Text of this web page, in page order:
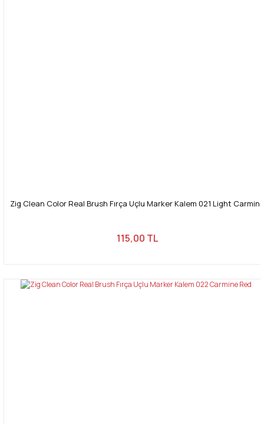
Zig Clean Color Real Brush Fırça Uçlu Marker Kalem 021 Light Carmine
115,00 TL